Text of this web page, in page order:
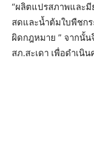
“ผลิตแปรสภาพและมี
สดและน้ำต้มใบพืชก
ผิดกฎหมาย ” จากนั้น
สภ.สะเดา เพื่อดำเนิ